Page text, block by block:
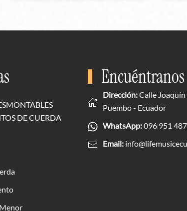
DE CUERDA
Encuéntranos
Dirección:Calle
Puembo - Ecuador
WhatsApp:096 951
Email: